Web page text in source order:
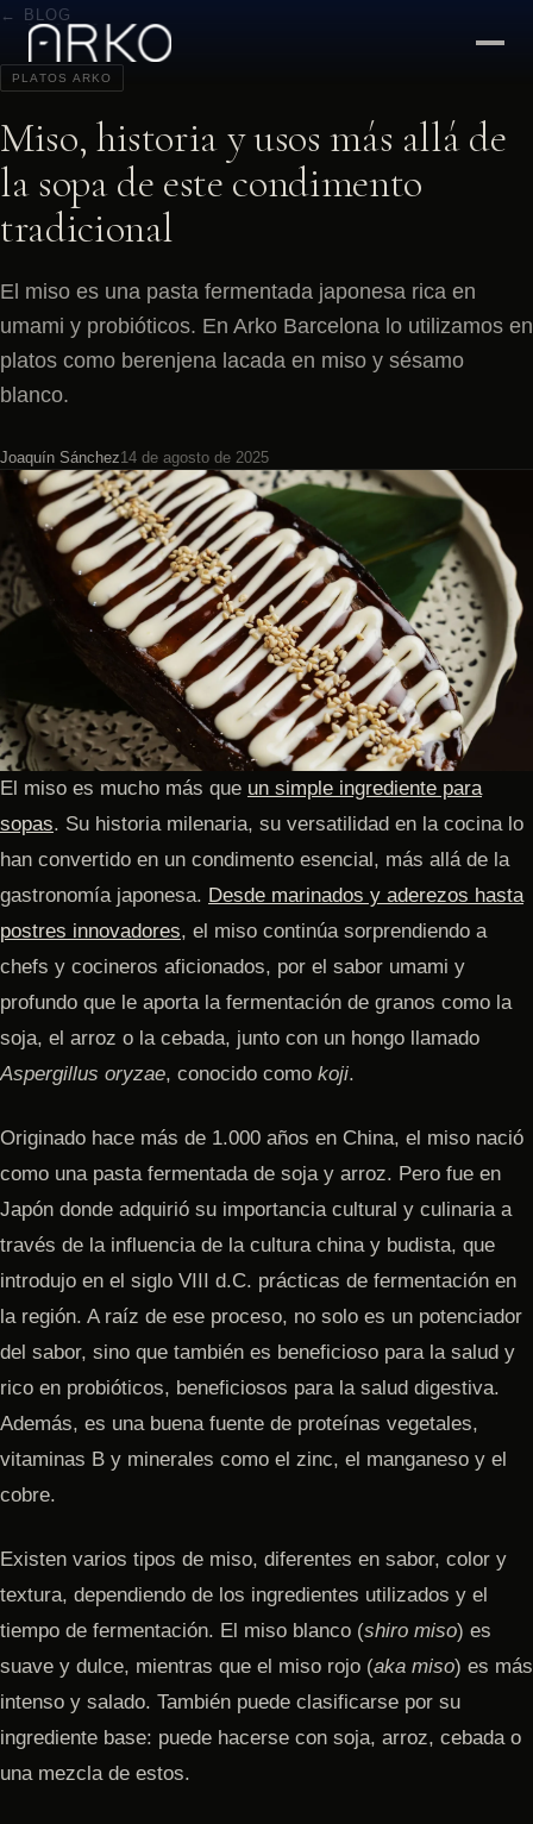
← BLOG
PLATOS ARKO
Miso, historia y usos más allá de
la sopa de este condimento
tradicional
El miso es una pasta fermentada japonesa rica en
umami y probióticos. En Arko Barcelona lo utilizamos en
platos como berenjena lacada en miso y sésamo
blanco.
Joaquín Sánchez14 de agosto de 2025
El miso es mucho más que un simple ingrediente para
sopas. Su historia milenaria, su versatilidad en la cocina lo
han convertido en un condimento esencial, más allá de la
gastronomía japonesa. Desde marinados y aderezos hasta
postres innovadores, el miso continúa sorprendiendo a
chefs y cocineros aficionados, por el sabor umami y
profundo que le aporta la fermentación de granos como la
soja, el arroz o la cebada, junto con un hongo llamado
Aspergillus oryzae, conocido como koji.
Originado hace más de 1.000 años en China, el miso nació
como una pasta fermentada de soja y arroz. Pero fue en
Japón donde adquirió su importancia cultural y culinaria a
través de la influencia de la cultura china y budista, que
introdujo en el siglo VIII d.C. prácticas de fermentación en
la región. A raíz de ese proceso, no solo es un potenciador
del sabor, sino que también es beneficioso para la salud y
rico en probióticos, beneficiosos para la salud digestiva.
Además, es una buena fuente de proteínas vegetales,
vitaminas B y minerales como el zinc, el manganeso y el
cobre.
Existen varios tipos de miso, diferentes en sabor, color y
textura, dependiendo de los ingredientes utilizados y el
tiempo de fermentación. El miso blanco (shiro miso) es
suave y dulce, mientras que el miso rojo (aka miso) es más
intenso y salado. También puede clasificarse por su
ingrediente base: puede hacerse con soja, arroz, cebada o
una mezcla de estos.